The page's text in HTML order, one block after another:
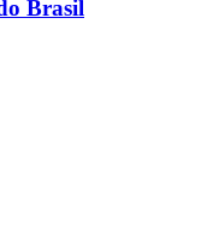
Brasil